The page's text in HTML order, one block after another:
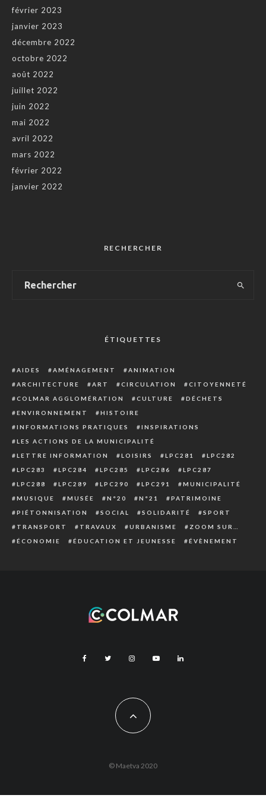
février 2023
janvier 2023
décembre 2022
octobre 2022
août 2022
juillet 2022
juin 2022
mai 2022
avril 2022
mars 2022
février 2022
janvier 2022
RECHERCHER
ÉTIQUETTES
AIDES AMÉNAGEMENT
ANIMATION
ARCHITECTURE
ART CIRCULATION
CITOYENNETÉ
COLMAR AGGLOMÉRATION
CULTURE
DÉCHETS
ENVIRONNEMENT
HISTOIRE
INFORMATIONS PRATIQUES
INSPIRATIONS
LES ACTIONS DE LA MUNICIPALITÉ
LETTRE INFORMATION
LOISIRS LPC281
LPC282
LPC283
LPC284 LPC285 LPC286
LPC287
LPC288
LPC289 LPC290 LPC291
MUNICIPALITÉ
MUSIQUE
MUSÉE N°20 N°21
PATRIMOINE
PIÉTONNISATION
SOCIAL SOLIDARITÉ
SPORT
TRANSPORT
TRAVAUX URBANISME
ZOOM SUR…
ÉCONOMIE
ÉDUCATION ET JEUNESSE ÉVÈNEMENT
© Maetva 2020